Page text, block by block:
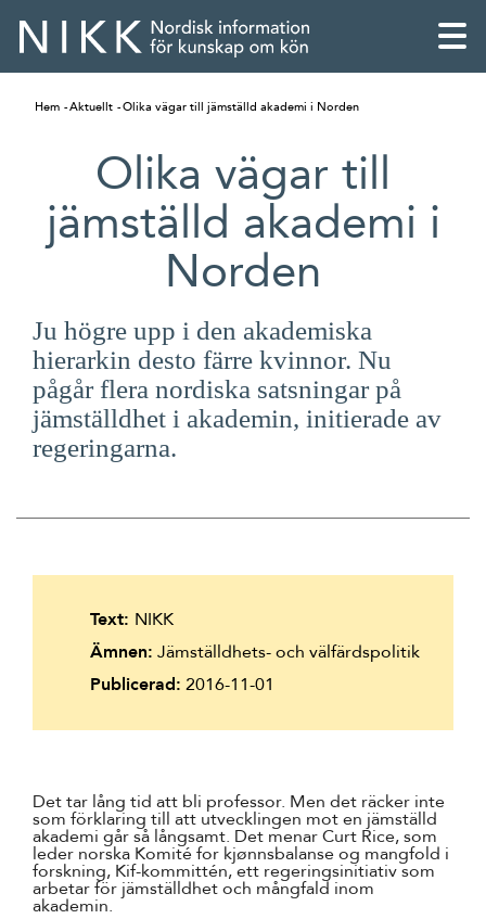
English
Skandinaviska
Suomi
Hem Aktuellt Olika vägar till jämställd akademi i Norden
Olika vägar till
jämställd akademi i
Norden
Ju högre upp i den akademiska
hierarkin desto färre kvinnor. Nu
pågår flera nordiska satsningar på
jämställdhet i akademin, initierade av
regeringarna.
Det tar lång tid att bli professor. Men det räcker inte
som förklaring till att utvecklingen mot en jämställd
akademi går så långsamt. Det menar Curt Rice, som
leder norska Komité for kjønnsbalanse og mangfold i
forskning, Kif-kommittén, ett regeringsinitiativ som
arbetar för jämställdhet och mångfald inom
akademin.
Text: NIKK
Ämnen: Jämställdhets- och välfärdspolitik
Publicerad: 2016-11-01